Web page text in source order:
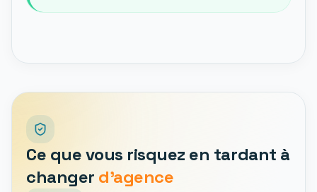
Ce que vous risquez en tardant à
changer d'agence